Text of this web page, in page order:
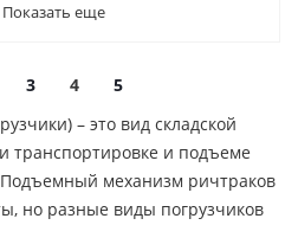
Показать еще
3 4
5
– это вид складской
транспортировке и подъеме
Подъемный механизм ричтраков
но разные виды погрузчиков